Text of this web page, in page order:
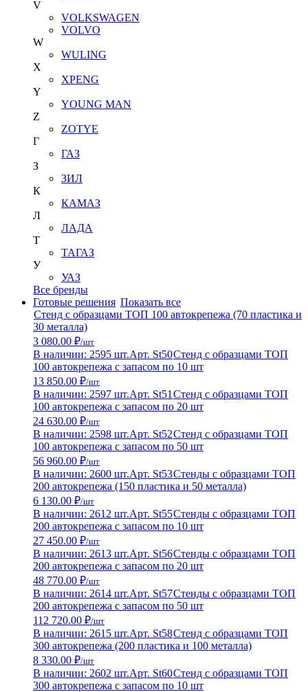
V
VOLKSWAGEN
VOLVO
W
WULING
X
XPENG
Y
YOUNG MAN
Z
ZOTYE
Г
ГАЗ
З
ЗИЛ
К
КАМАЗ
Л
ЛАДА
Т
ТАГАЗ
У
УАЗ
Все бренды
Готовые решения Показать все
Стенд с образцами ТОП 100 автокрепежа (70 пластика и
30 металла)
3 080.00 ₽/шт
В наличии: 2595 шт.Арт. St50Стенд с образцами ТОП
100 автокрепежа с запасом по 10 шт
13 850.00 ₽/шт
В наличии: 2597 шт.Арт. St51 Стенд с образцами ТОП
100 автокрепежа с запасом по 20 шт
24 630.00 ₽/шт
В наличии: 2598 шт.Арт. St52Стенд с образцами ТОП
100 автокрепежа с запасом по 50 шт
56 960.00 ₽/шт
В наличии: 2600 шт.Арт. St53Стенды с образцами ТОП
200 автокрепежа (150 пластика и 50 металла)
6 130.00 ₽/шт
В наличии: 2612 шт.Арт. St55Стенды с образцами ТОП
200 автокрепежа с запасом по 10 шт
27 450.00 ₽/шт
В наличии: 2613 шт.Арт. St56Стенды с образцами ТОП
200 автокрепежа с запасом по 20 шт
48 770.00 ₽/шт
В наличии: 2614 шт.Арт. St57Стенды с образцами ТОП
200 автокрепежа с запасом по 50 шт
112 720.00 ₽/шт
В наличии: 2615 шт.Арт. St58Стенд с образцами ТОП
300 автокрепежа (200 пластика и 100 металла)
8 330.00 ₽/шт
В наличии: 2602 шт.Арт. St60Стенд с образцами ТОП
300 автокрепежа с запасом по 10 шт